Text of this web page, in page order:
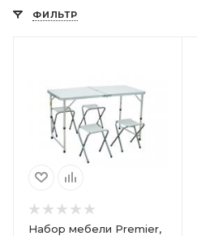
ФИЛЬТР
Набор мебели Premier,